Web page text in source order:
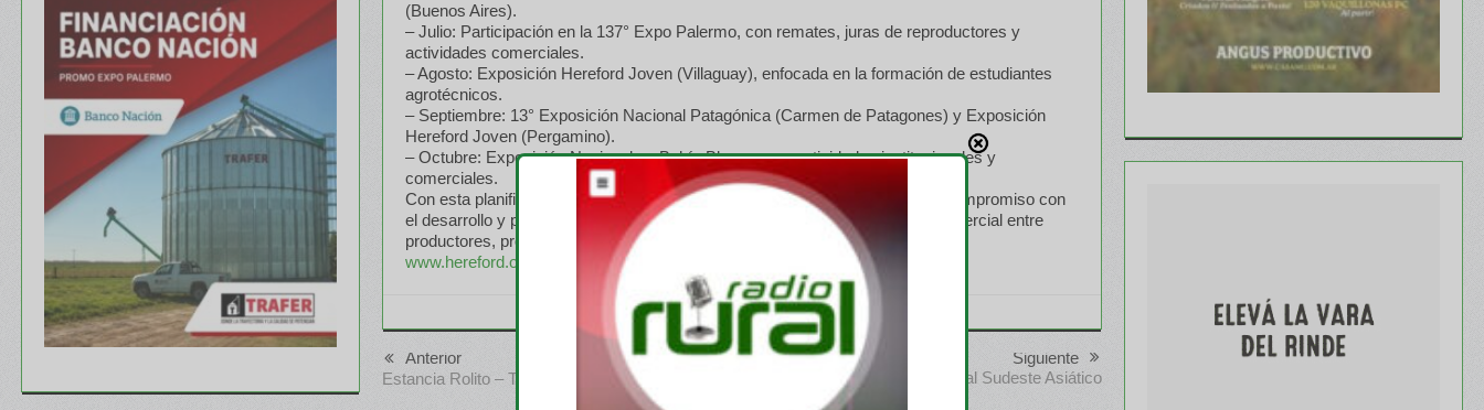
(Buenos Aires).
– Julio: Participación en la 137° Expo Palermo, con remates, juras de reproductores y
actividades comerciales.
– Agosto: Exposición Hereford Joven (Villaguay), enfocada en la formación de estudiantes
agrotécnicos.
– Septiembre: 13° Exposición Nacional Patagónica (Carmen de Patagones) y Exposición
Hereford Joven (Pergamino).
– Octubre: Exposición Nacional en Bahía Blanca, con actividades institucionales y
comerciales.
Con esta planificación, la Asociación de Criadores de Hereford reafirma su compromiso con
el desarrollo y promoción de la raza, impulsando el intercambio técnico y comercial entre
productores, profesionales y entidades ganaderas.
www.hereford.org.ar
Anterior
Estancia Rolito – Tierra del Fuego
Siguiente
Misión al Sudeste Asiático